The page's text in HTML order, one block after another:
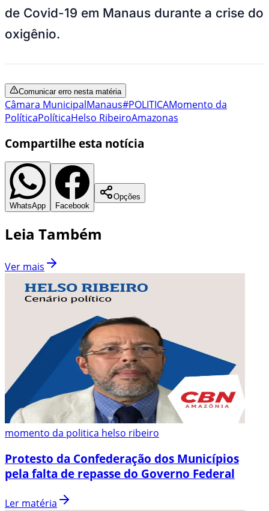
de Covid-19 em Manaus durante a crise do
oxigênio.
Comunicar erro nesta matéria
Câmara MunicipalManaus#POLITICAMomento da
PolíticaPolíticaHelso RibeiroAmazonas
Compartilhe esta notícia
WhatsApp Facebook
Opções
Leia Também
Ver mais
momento da politica helso ribeiro
Protesto da Confederação dos Municípios
pela falta de repasse do Governo Federal
Ler matéria